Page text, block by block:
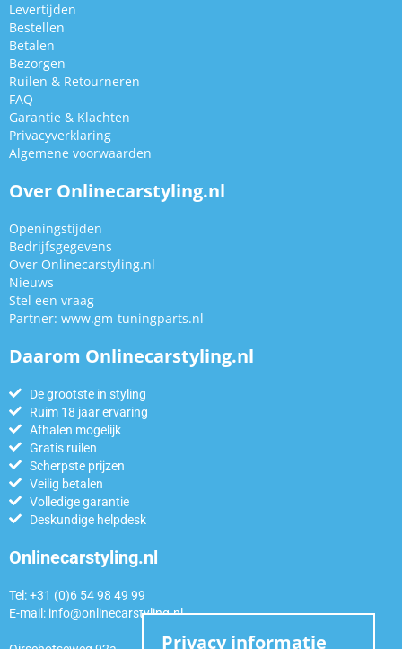
Levertijden
Bestellen
Betalen
Bezorgen
Ruilen & Retourneren
FAQ
Garantie & Klachten
Privacyverklaring
Algemene voorwaarden
Over Onlinecarstyling.nl
Openingstijden
Bedrijfsgegevens
Over Onlinecarstyling.nl
Nieuws
Stel een vraag
Partner: www.gm-tuningparts.nl
Daarom Onlinecarstyling.nl
De grootste in styling
Ruim 18 jaar ervaring
Afhalen mogelijk
Gratis ruilen
Scherpste prijzen
Veilig betalen
Volledige garantie
Deskundige helpdesk
Onlinecarstyling.nl
Tel: +31 (0)6 54 98 49 99
E-mail: info@onlinecarstyling.nl
Privacy informatie